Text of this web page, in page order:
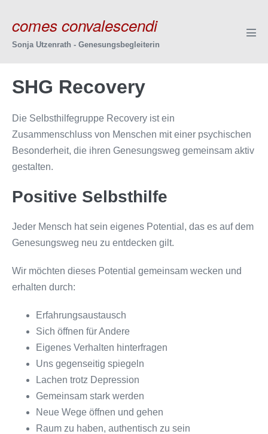
Inhalt
springen
comes convalescendi
Sonja Utzenrath - Genesungsbegleiterin
SHG Recovery
Die Selbsthilfegruppe Recovery ist ein
Zusammenschluss von Menschen mit einer psychischen
Besonderheit, die ihren Genesungsweg gemeinsam aktiv
gestalten.
Positive Selbsthilfe
Jeder Mensch hat sein eigenes Potential, das es auf dem
Genesungsweg neu zu entdecken gilt.
Wir möchten dieses Potential gemeinsam wecken und
erhalten durch:
Erfahrungsaustausch
Sich öffnen für Andere
Eigenes Verhalten hinterfragen
Uns gegenseitig spiegeln
Lachen trotz Depression
Gemeinsam stark werden
Neue Wege öffnen und gehen
Raum zu haben, authentisch zu sein